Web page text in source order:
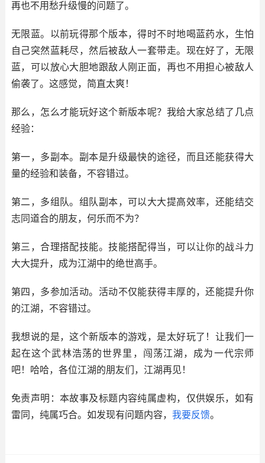
再也不用愁升级慢的问题了。
无限蓝。以前玩得那个版本，得时不时地喝蓝药水，生怕
自己突然蓝耗尽，然后被敌人一套带走。现在好了，无限
蓝，可以放心大胆地跟敌人刚正面，再也不用担心被敌人
偷袭了。这感觉，简直太爽！
那么，怎么才能玩好这个新版本呢？我给大家总结了几点
经验：
第一，多副本。副本是升级最快的途径，而且还能获得大
量的经验和装备，不容错过。
第二，多组队。组队副本，可以大大提高效率，还能结交
志同道合的朋友，何乐而不为？
第三，合理搭配技能。技能搭配得当，可以让你的战斗力
大大提升，成为江湖中的绝世高手。
第四，多参加活动。活动不仅能获得丰厚的，还能提升你
的江湖，不容错过。
我想说的是，这个新版本的游戏，是太好玩了！让我们一
起在这个武林浩荡的世界里，闯荡江湖，成为一代宗师
吧！哈哈，各位江湖的朋友们，江湖再见！
免责声明：本故事及标题内容纯属虚构，仅供娱乐，如有
雷同，纯属巧合。如发现有问题内容， 我要反馈。